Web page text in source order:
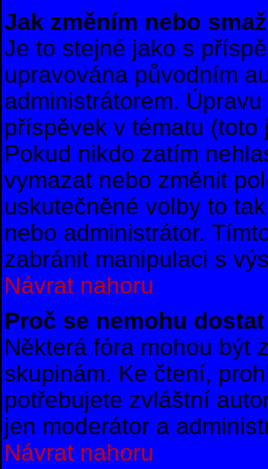
Jak změním nebo
Je to stejné jako s
upravována původním
administrátorem.
příspěvek v tématu
Pokud nikdo zatím
vymazat nebo změnit
uskutečněné volby to
nebo administrátor.
zabránit manipulaci s
Návrat nahoru
Proč se nemohu
Některá fóra mohou být
skupinám. Ke čtení,
potřebujete zvláštní
jen moderátor a
Návrat nahoru